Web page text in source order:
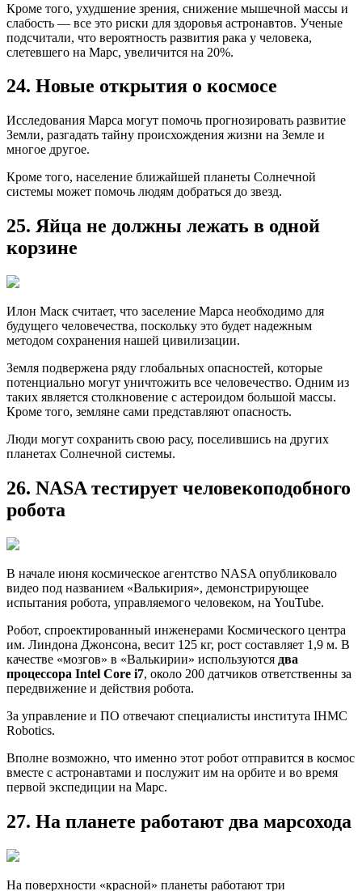
Кроме того, ухудшение зрения, снижение мышечной массы и
слабость — все это риски для здоровья астронавтов. Ученые
подсчитали, что вероятность развития рака у человека,
слетевшего на Марс, увеличится на 20%.
24. Новые открытия о космосе
Исследования Марса могут помочь прогнозировать развитие
Земли, разгадать тайну происхождения жизни на Земле и
многое другое.
Кроме того, население ближайшей планеты Солнечной
системы может помочь людям добраться до звезд.
25. Яйца не должны лежать в одной
корзине
Илон Маск считает, что заселение Марса необходимо для
будущего человечества, поскольку это будет надежным
методом сохранения нашей цивилизации.
Земля подвержена ряду глобальных опасностей, которые
потенциально могут уничтожить все человечество. Одним из
таких является столкновение с астероидом большой массы.
Кроме того, земляне сами представляют опасность.
Люди могут сохранить свою расу, поселившись на других
планетах Солнечной системы.
26. NASA тестирует человекоподобного
робота
В начале июня космическое агентство NASA опубликовало
видео под названием «Валькирия», демонстрирующее
испытания робота, управляемого человеком, на YouTube.
Робот, спроектированный инженерами Космического центра
им. Линдона Джонсона, весит 125 кг, рост составляет 1,9 м. В
качестве «мозгов» в «Валькирии» используются два
процессора Intel Core i7, около 200 датчиков ответственны за
передвижение и действия робота.
За управление и ПО отвечают специалисты института IHMC
Robotics.
Вполне возможно, что именно этот робот отправится в космос
вместе с астронавтами и послужит им на орбите и во время
первой экспедиции на Марс.
27. На планете работают два марсохода
На поверхности «красной» планеты работают три